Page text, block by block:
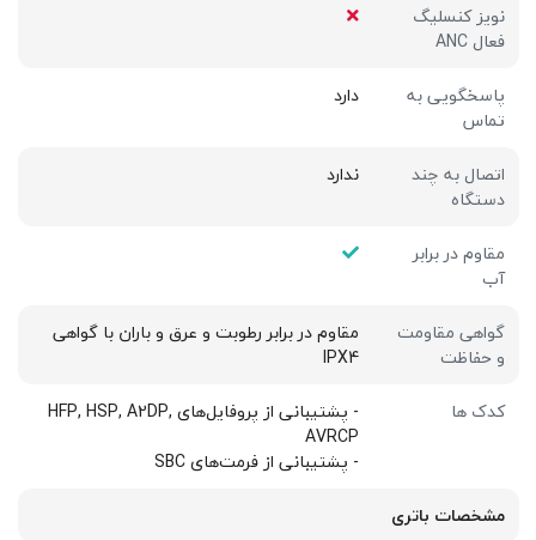
نویز کنسلیگ
فعال ANC
پاسخگویی به
تماس
دارد
اتصال به چند
دستگاه
ندارد
مقاوم در برابر
آب
گواهی مقاومت
و حفاظت
مقاوم در برابر رطوبت و عرق و باران با گواهی
IPX4
کدک ها
- پشتیبانی از پروفایل‌های HFP, HSP, A2DP,
AVRCP
- پشتیبانی از فرمت‌های SBC
مشخصات باتری